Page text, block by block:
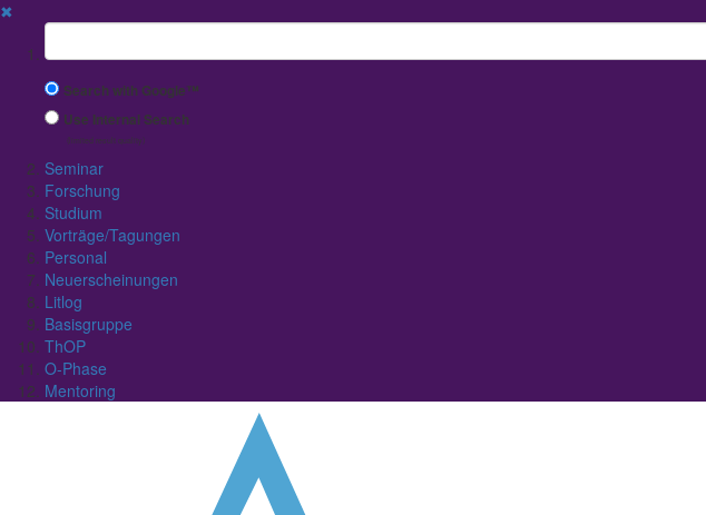
✖
Suchbegriff
Search with Google™
Use Internal Search
(limited result quality)
Seminar
Forschung
Studium
Vorträge/Tagungen
Personal
Neuerscheinungen
Litlog
Basisgruppe
ThOP
O-Phase
Mentoring